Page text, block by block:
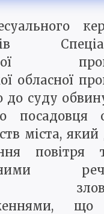
обласної
до суду
посадовця
міста, який
повітря
що